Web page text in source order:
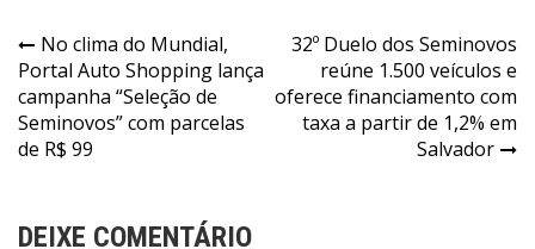
Navegação
de
Post
No clima do Mundial,
Portal Auto Shopping lança
campanha “Seleção de
Seminovos” com parcelas
de R$ 99
32º Duelo dos Seminovos
reúne 1.500 veículos e
oferece financiamento com
taxa a partir de 1,2% em
Salvador
DEIXE COMENTÁRIO